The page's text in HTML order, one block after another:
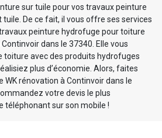
sur tuile pour vos travaux peinture
De ce fait, il vous offre ses services
peinture hydrofuge pour toiture
dans le 37340. Elle vous
avec des produits hydrofuges
plus d’économie. Alors, faites
WK rénovation à Continvoir dans le
votre devis le plus
téléphonant sur son mobile !